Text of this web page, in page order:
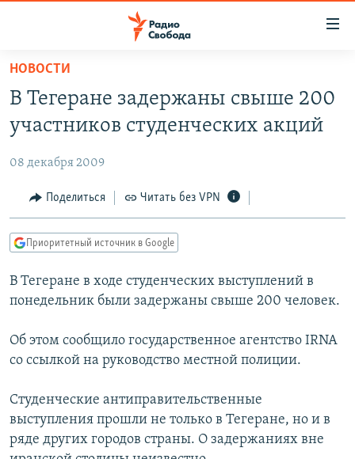
упрощенного
доступа
основному
Вернутся
главной
навигации
Вернутся
ПОДКАСТЫ
АВТОРСКИЕ ПРОЕКТЫ
ЦИТАТЫ СВОБОДЫ
МНЕНИЯ
IDEL.РЕАЛИИ
КАВКАЗ.РЕАЛИИ
СЕВЕР.РЕАЛИИ
СИБИРЬ.РЕАЛИИ
РАСПИСАНИЕ ВЕЩАНИЯ
ПОДПИШИТЕСЬ НА РАССЫЛКУ
СОЦИАЛЬНЫЕ СЕТИ
НОВОСТИ
В Тегеране задержаны свыше 200
участников студенческих акций
08 декабря 2009
Поделиться Читать без VPN
Приоритетный источник в Google
В Тегеране в ходе студенческих выступлений в
понедельник были задержаны свыше 200 человек.
Об этом сообщило государственное агентство IRNA
со ссылкой на руководство местной полиции.
Студенческие антиправительственные
выступления прошли не только в Тегеране, но и в
ряде других городов страны. О задержаниях вне